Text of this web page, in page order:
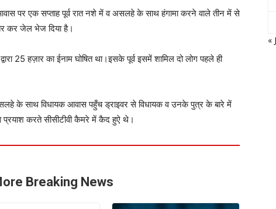
पर एक सप्ताह पूर्व रात नशे में व असलहे के साथ हंगामा करने वाले तीन में से
कर जेल भेज दिया है।
25 हज़ार का ईनाम घोषित था।इसके पूर्व इसमें शामिल दो लोग पहले ही
के साथ विधायक आवास पहुँच ड्राइवर से विधायक व उनके पुत्र के बारे में
करते सीसीटीवी कैमरे में कैद हुऐ थे।
Breaking News
«